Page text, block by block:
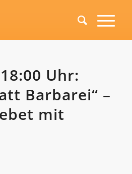
Uhr:
Barbarei“ –
mit